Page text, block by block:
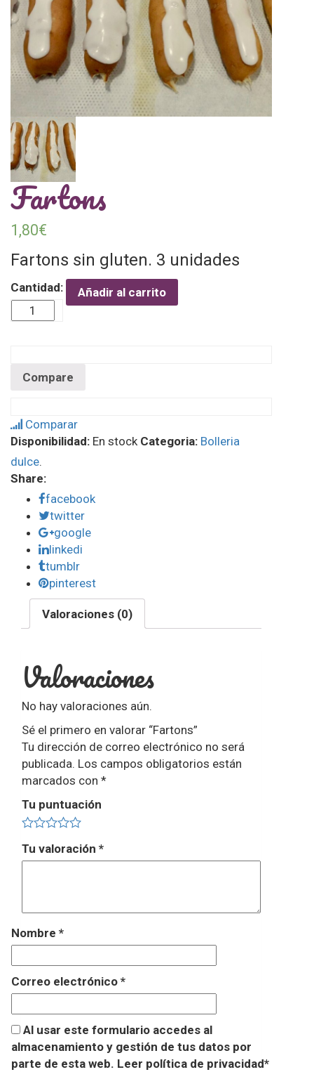
Fartons
1,80€
Fartons sin gluten. 3 unidades
Cantidad: Añadir al carrito
Compare
Comparar
Disponibilidad: En stock Categoria: Bolleria
dulce.
Share:
facebook
twitter
google
linkedi
tumblr
pinterest
Valoraciones (0)
Valoraciones
No hay valoraciones aún.
Sé el primero en valorar “Fartons”
Tu dirección de correo electrónico no será
publicada. Los campos obligatorios están
marcados con *
Tu puntuación
Tu valoración *
Nombre *
Correo electrónico *
Al usar este formulario accedes al
almacenamiento y gestión de tus datos por
parte de esta web. Leer política de privacidad*